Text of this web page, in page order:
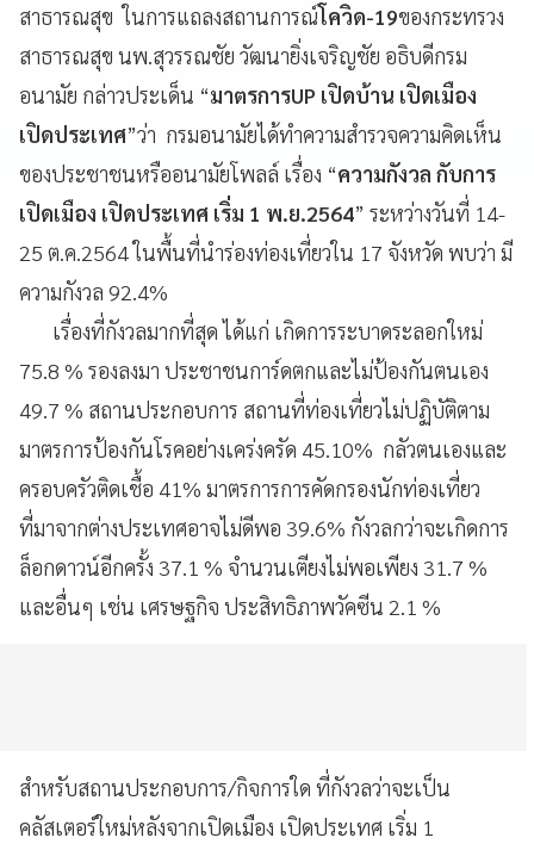
สาธารณสุข ในการแถลงสถานการณ์โควิด-19ของกระทรวง
สาธารณสุข นพ.สุวรรณชัย วัฒนายิ่งเจริญชัย อธิบดีกรม
อนามัย กล่าวประเด็น “มาตรการUP เปิดบ้าน เปิดเมือง
เปิดประเทศ”ว่า กรมอนามัยได้ทำความสำรวจความคิดเห็น
ของประชาชนหรืออนามัยโพลล์ เรื่อง “ความกังวล กับการ
เปิดเมือง เปิดประเทศ เริ่ม 1 พ.ย.2564” ระหว่างวันที่ 14-
25 ต.ค.2564 ในพื้นที่นำร่องท่องเที่ยวใน 17 จังหวัด พบว่า มี
ความกังวล 92.4%
เรื่องที่กังวลมากที่สุด ได้แก่ เกิดการระบาดระลอกใหม่
75.8 % รองลงมา ประชาชนการ์ดตกและไม่ป้องกันตนเอง
49.7 % สถานประกอบการ สถานที่ท่องเที่ยวไม่ปฏิบัติตาม
มาตรการป้องกันโรคอย่างเคร่งครัด 45.10% กลัวตนเองและ
ครอบครัวติดเชื้อ 41% มาตรการการคัดกรองนักท่องเที่ยว
ที่มาจากต่างประเทศอาจไม่ดีพอ 39.6% กังวลกว่าจะเกิดการ
ล็อกดาวน์อีกครั้ง 37.1 % จำนวนเตียงไม่พอเพียง 31.7 %
และอื่นๆ เช่น เศรษฐกิจ ประสิทธิภาพวัคซีน 2.1 %
สำหรับสถานประกอบการ/กิจการใด ที่กังวลว่าจะเป็น
คลัสเตอร์ใหม่หลังจากเปิดเมือง เปิดประเทศ เริ่ม 1